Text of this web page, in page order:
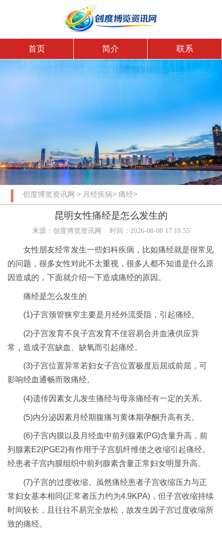
首页 简介 联系
创度博览资讯网 > 月经疾病> 痛经>
昆明女性痛经是怎么发生的
来源： 创度博览资讯网 时间：2026-08-08 17:18:55
女性朋友经常发生一些妇科疾病，比如痛经就是很常见
的问题，很多女性对此不太重视，很多人都不知道是什么原
因造成的，下面就介绍一下造成痛经的原因。
痛经是怎么发生的
(1)子宫颈管狭窄主要是月经外流受阻，引起痛经。
(2)子宫发育不良子宫发育不佳容易合并血液供应异
常，造成子宫缺血、缺氧而引起痛经。
(3)子宫位置异常若妇女子宫位置极度后屈或前屈，可
影响经血通畅而致痛经。
(4)遗传因素女儿发生痛经与母亲痛经有一定的关系。
(5)内分泌因素月经期腹痛与黄体期孕酮升高有关。
(6)子宫内膜以及月经血中前列腺素(PG)含量升高，前
列腺素E2(PGE2)有作用于子宫肌纤维使之收缩引起痛经。
经患者子宫内膜组织中前列腺素含量正常妇女明显升高。
(7)子宫的过度收缩。虽然痛经患者子宫收缩压力与正
常妇女基本相同(正常者压力约为4.9KPA)，但子宫收缩持续
时间较长，且往往不易完全放松，故发生因子宫过度收缩所
致的痛经。